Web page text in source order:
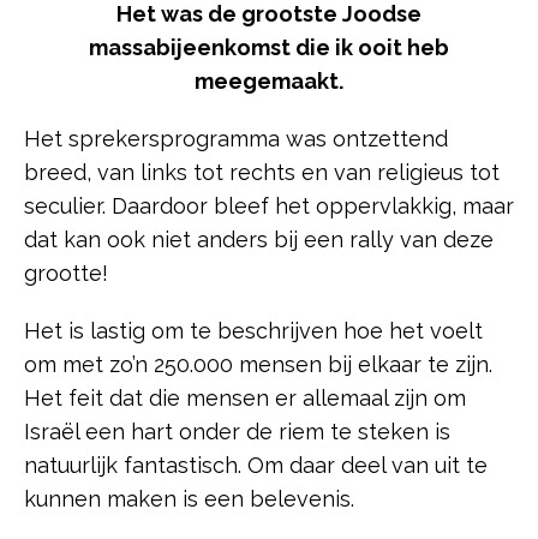
Het was de grootste Joodse
massabijeenkomst die ik ooit heb
meegemaakt.
Het sprekersprogramma was ontzettend
breed, van links tot rechts en van religieus tot
seculier. Daardoor bleef het oppervlakkig, maar
dat kan ook niet anders bij een rally van deze
grootte!
Het is lastig om te beschrijven hoe het voelt
om met zo’n 250.000 mensen bij elkaar te zijn.
Het feit dat die mensen er allemaal zijn om
Israël een hart onder de riem te steken is
natuurlijk fantastisch. Om daar deel van uit te
kunnen maken is een belevenis.